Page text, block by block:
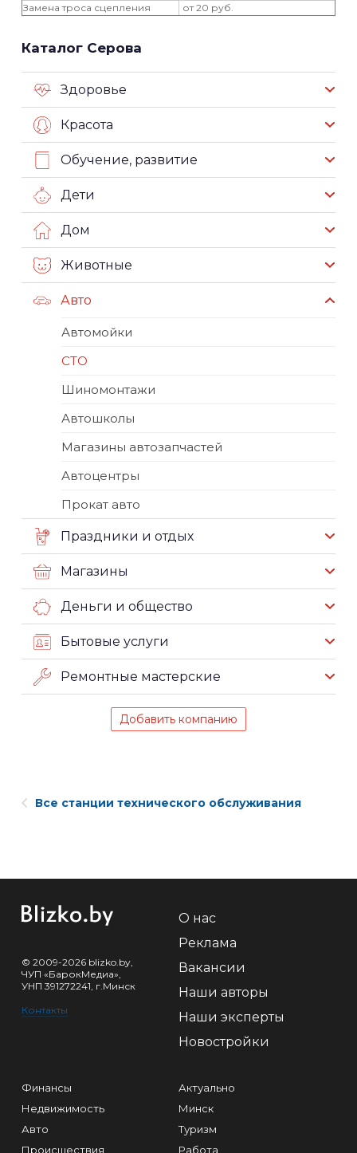
Замена троса сцепления
от 20 руб.
Каталог Серова
Здоровье
Красота
Обучение, развитие
Дети
Дом
Животные
Авто
Автомойки
СТО
Шиномонтажи
Автошколы
Магазины автозапчастей
Автоцентры
Прокат авто
Праздники и отдых
Магазины
Деньги и общество
Бытовые услуги
Ремонтные мастерские
Добавить компанию
Все станции технического обслуживания
© 2009-2026 blizko.by,
ЧУП «БарокМедиа»,
УНП 391272241, г.Минск
Контакты
О нас
Реклама
Вакансии
Наши авторы
Наши эксперты
Новостройки
Финансы
Недвижимость
Авто
Происшествия
Актуально
Минск
Туризм
Работа